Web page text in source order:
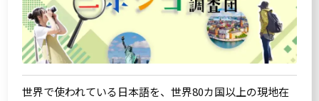
世界で使われている日本語を、世界80カ国以上の現地在